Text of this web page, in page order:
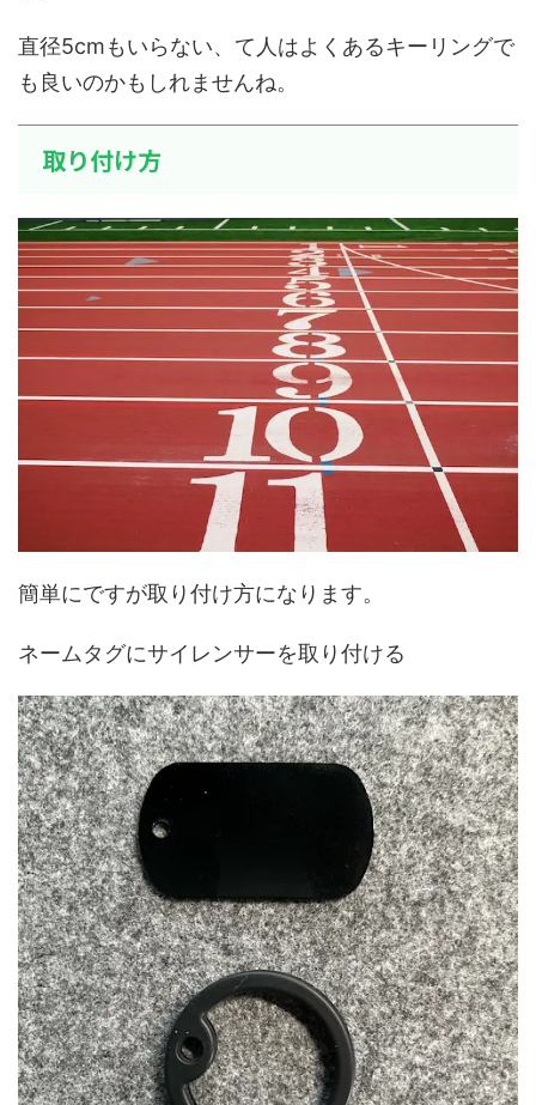
直径5cmもいらない、て人はよくあるキーリングで
も良いのかもしれませんね。
取り付け方
簡単にですが取り付け方になります。
ネームタグにサイレンサーを取り付ける